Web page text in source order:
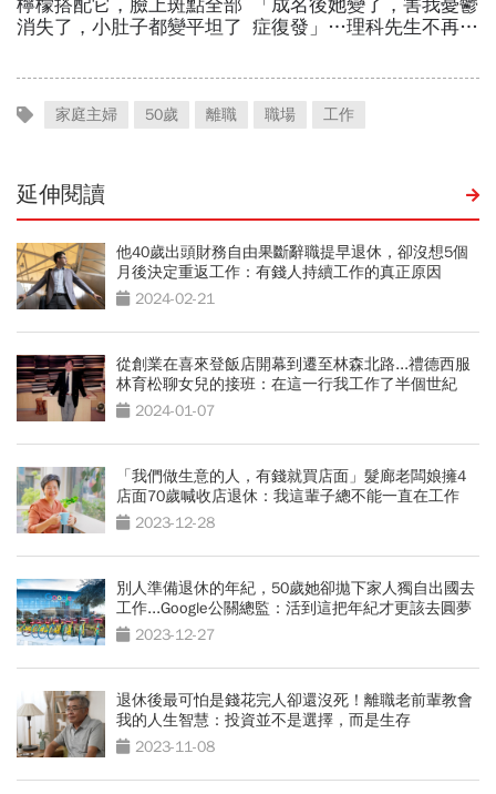
家庭主婦 50歲 離職 職場 工作
延伸閱讀
他40歲出頭財務自由果斷辭職提早退休，卻沒想5個
月後決定重返工作：有錢人持續工作的真正原因
2024-02-21
從創業在喜來登飯店開幕到遷至林森北路...禮德西服
林育松聊女兒的接班：在這一行我工作了半個世紀
2024-01-07
「我們做生意的人，有錢就買店面」髮廊老闆娘擁4
店面70歲喊收店退休：我這輩子總不能一直在工作
2023-12-28
別人準備退休的年紀，50歲她卻拋下家人獨自出國去
工作...Google公關總監：活到這把年紀才更該去圓夢
2023-12-27
退休後最可怕是錢花完人卻還沒死！離職老前輩教會
我的人生智慧：投資並不是選擇，而是生存
2023-11-08